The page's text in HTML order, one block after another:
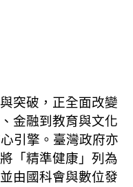
突破， 正全面改變
金融到教育與文化
引擎。臺灣政府亦
「精準健康」列為
並由國科會與數位發